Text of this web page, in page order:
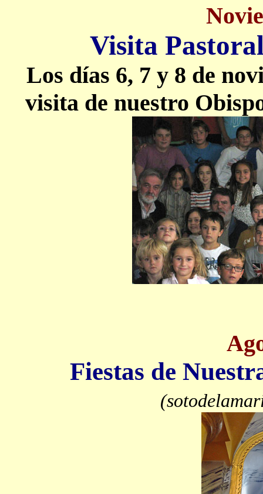
Visita
Los días 6, 7 y 8 de
visita de nuestro
Fiestas de